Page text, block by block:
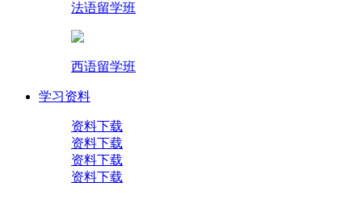
法语留学班
西语留学班
学习资料
资料下载
资料下载
资料下载
资料下载